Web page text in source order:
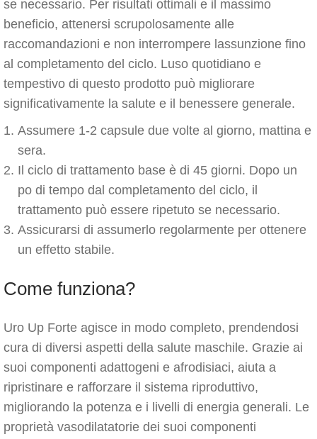
se necessario. Per risultati ottimali e il massimo
beneficio, attenersi scrupolosamente alle
raccomandazioni e non interrompere lassunzione fino
al completamento del ciclo. Luso quotidiano e
tempestivo di questo prodotto può migliorare
significativamente la salute e il benessere generale.
Assumere 1-2 capsule due volte al giorno, mattina e
sera.
Il ciclo di trattamento base è di 45 giorni. Dopo un
po di tempo dal completamento del ciclo, il
trattamento può essere ripetuto se necessario.
Assicurarsi di assumerlo regolarmente per ottenere
un effetto stabile.
Come funziona?
Uro Up Forte agisce in modo completo, prendendosi
cura di diversi aspetti della salute maschile. Grazie ai
suoi componenti adattogeni e afrodisiaci, aiuta a
ripristinare e rafforzare il sistema riproduttivo,
migliorando la potenza e i livelli di energia generali. Le
proprietà vasodilatatorie dei suoi componenti